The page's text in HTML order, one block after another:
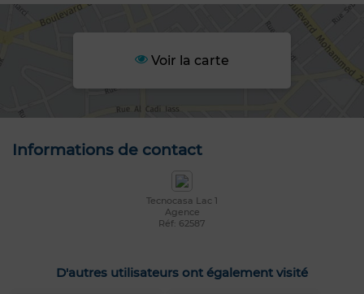
Voir la carte
Informations de contact
Tecnocasa Lac 1
Agence
Réf: 62587
D'autres utilisateurs ont également visité